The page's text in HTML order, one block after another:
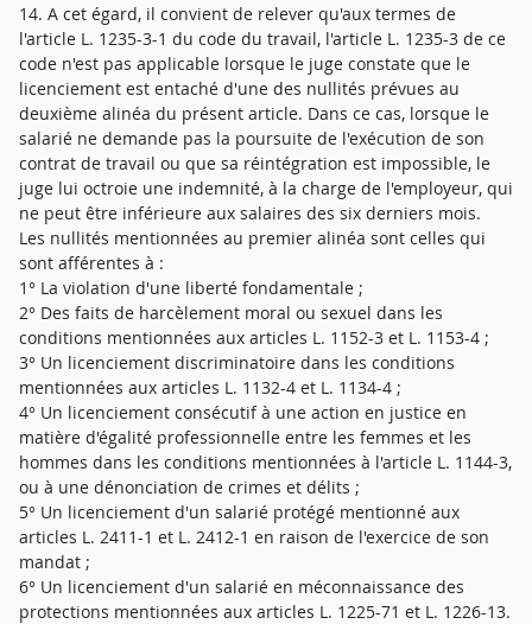
14. A cet égard, il convient de relever qu'aux termes de
l'article L. 1235-3-1 du code du travail, l'article L. 1235-3 de ce
code n'est pas applicable lorsque le juge constate que le
licenciement est entaché d'une des nullités prévues au
deuxième alinéa du présent article. Dans ce cas, lorsque le
salarié ne demande pas la poursuite de l'exécution de son
contrat de travail ou que sa réintégration est impossible, le
juge lui octroie une indemnité, à la charge de l'employeur, qui
ne peut être inférieure aux salaires des six derniers mois.
Les nullités mentionnées au premier alinéa sont celles qui
sont afférentes à :
1° La violation d'une liberté fondamentale ;
2° Des faits de harcèlement moral ou sexuel dans les
conditions mentionnées aux articles L. 1152-3 et L. 1153-4 ;
3° Un licenciement discriminatoire dans les conditions
mentionnées aux articles L. 1132-4 et L. 1134-4 ;
4° Un licenciement consécutif à une action en justice en
matière d'égalité professionnelle entre les femmes et les
hommes dans les conditions mentionnées à l'article L. 1144-3,
ou à une dénonciation de crimes et délits ;
5° Un licenciement d'un salarié protégé mentionné aux
articles L. 2411-1 et L. 2412-1 en raison de l'exercice de son
mandat ;
6° Un licenciement d'un salarié en méconnaissance des
protections mentionnées aux articles L. 1225-71 et L. 1226-13.